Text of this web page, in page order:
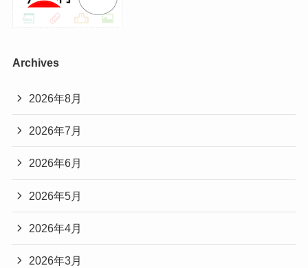
Archives
2026年8月
2026年7月
2026年6月
2026年5月
2026年4月
2026年3月